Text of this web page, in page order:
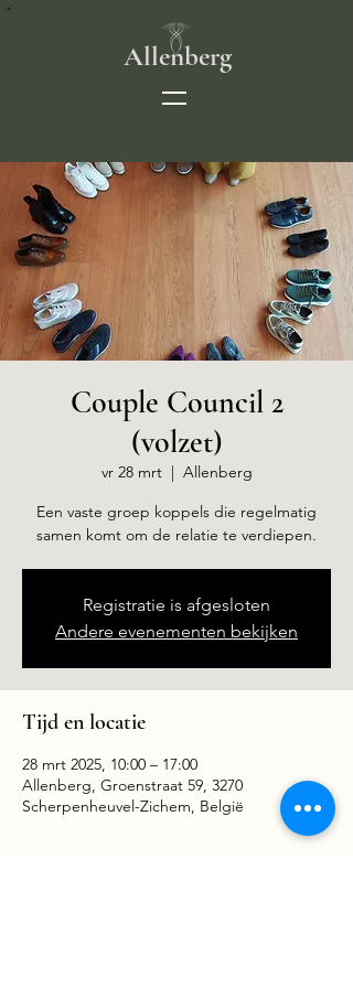
Allenberg
Couple Council 2
(volzet)
vr 28 mrt
  |
Allenberg
Een vaste groep koppels die regelmatig
samen komt om de relatie te verdiepen.
Registratie is afgesloten
Andere evenementen bekijken
Tijd en locatie
28 mrt 2025, 10:00 – 17:00
Allenberg, Groenstraat 59, 3270
Scherpenheuvel-Zichem, België